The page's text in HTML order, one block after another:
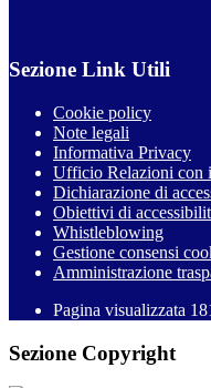
Sezione Link Utili
Cookie policy
Note legali
Informativa Privacy
Ufficio Relazioni con
Dichiarazione di
Obiettivi di
Whistleblowing
Gestione consensi
Amministrazione
Pagina visualizzata
Sezione Copyright